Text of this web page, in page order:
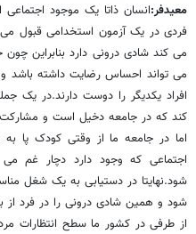
معیدفر:انسان ذاتا یک موجود
فردی در یک آزمون استخدامی قبول
می کند شادی درونی دارد بنابراین
می تواند احساس رضایت داشته باشد و
افراد یکدیگر را دوست دارند.در یک
کند که در جامعه دخیل است و مشارکت
اما در جامعه ما از وقتی کودک پا
اجتماعی که وجود دارد دچار غم
شود.نهایتا در دستیابی به یک شغل
شود و همین شادی درونی را در فرد از
از طرفی در کشور ما سطح انتظارات